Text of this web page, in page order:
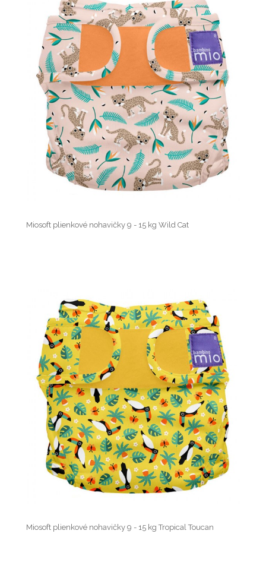
Miosoft plienkové nohavičky 9 - 15 kg Wild Cat
Miosoft plienkové nohavičky 9 - 15 kg Tropical Toucan